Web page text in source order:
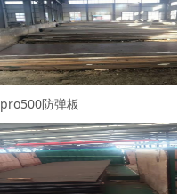
pro500防弹板